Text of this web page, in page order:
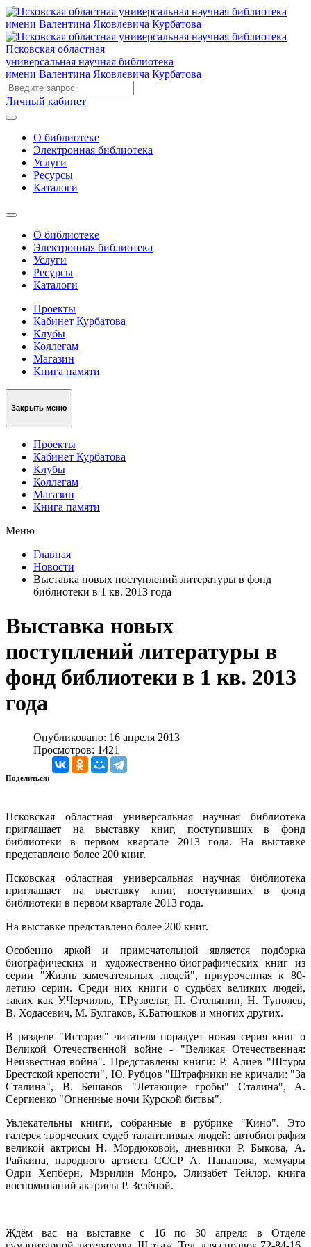
Псковская областная
универсальная научная библиотека
имени Валентина Яковлевича Курбатова
Личный кабинет
О библиотеке
Электронная библиотека
Услуги
Ресурсы
Каталоги
О библиотеке
Электронная библиотека
Услуги
Ресурсы
Каталоги
Проекты
Кабинет Курбатова
Клубы
Коллегам
Магазин
Книга памяти
Закрыть меню
Проекты
Кабинет Курбатова
Клубы
Коллегам
Магазин
Книга памяти
Меню
Главная
Новости
Выставка новых поступлений литературы в фонд
библиотеки в 1 кв. 2013 года
Выставка новых
поступлений литературы в
фонд библиотеки в 1 кв. 2013
года
Опубликовано: 16 апреля 2013
Просмотров: 1421
Поделиться:
Псковская областная универсальная научная библиотека
приглашает на выставку книг, поступивших в фонд
библиотеки в первом квартале 2013 года. На выставке
представлено более 200 книг.
Псковская областная универсальная научная библиотека
приглашает на выставку книг, поступивших в фонд
библиотеки в первом квартале 2013 года.
На выставке представлено более 200 книг.
Особенно яркой и примечательной является подборка
биографических и художественно-биографических книг из
серии "Жизнь замечательных людей", приуроченная к 80-
летию серии. Среди них книги о судьбах великих людей,
таких как У.Черчилль, Т.Рузвельт, П. Столыпин, Н. Туполев,
В. Ходасевич, М. Булгаков, К.Батюшков и многих других.
В разделе "История" читателя порадует новая серия книг о
Великой Отечественной войне - "Великая Отечественная:
Неизвестная война". Представлены книги: Р. Алиев "Штурм
Брестской крепости", Ю. Рубцов "Штрафники не кричали: "За
Сталина", В. Бешанов "Летающие гробы" Сталина", А.
Сергиенко "Огненные ночи Курской битвы".
Увлекательны книги, собранные в рубрике "Кино". Это
галерея творческих судеб талантливых людей: автобиография
великой актрисы Н. Мордюковой, дневники Р. Быкова, А.
Райкина, народного артиста СССР А. Папанова, мемуары
Одри Хепберн, Мэрилин Монро, Элизабет Тейлор, книга
воспоминаний актрисы Р. Зелёной.
Ждём вас на выставке с 16 по 30 апреля в Отделе